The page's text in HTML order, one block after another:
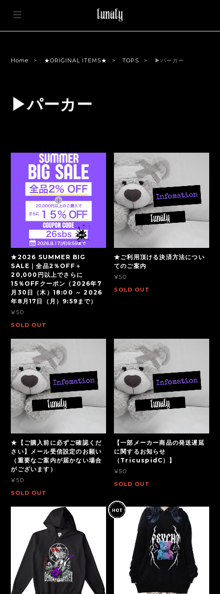
Home ★ORIGINAL ITEMS★ TOPS ▶パーカー
▶パーカー
★2026 SUMMER BIG
SALE｜全品2％OFF＋
20,000円以上でさらに
15％OFFクーポン（2026年7
月30日（木）18:00 ～ 2026
年8月17日（月）9:59まで）
¥50
SOLD OUT
★ご利用頂ける決済方法につい
てのご案内
¥50
SOLD OUT
★【ご購入前に必ずご確認くだ
さい】メール受信設定のお願い
（重要なご案内が届かない場合
がございます）
¥50
SOLD OUT
【一部メーカー商品の発送遅延
に関するお知らせ
（TricuspidC）】
¥50
SOLD OUT